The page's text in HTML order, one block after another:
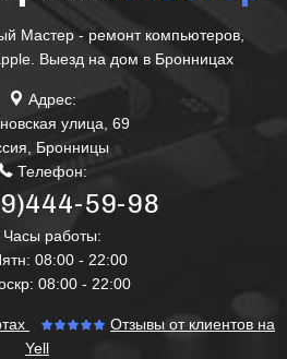
Мастер - ремонт компьютеров,
Выезд на дом в Бронницах
Адрес:
улица, 69
Бронницы
Телефон:
59-98
Часы работы:
08:00 - 22:00
08:00 - 22:00
Отзывы от клиентов на
Yell